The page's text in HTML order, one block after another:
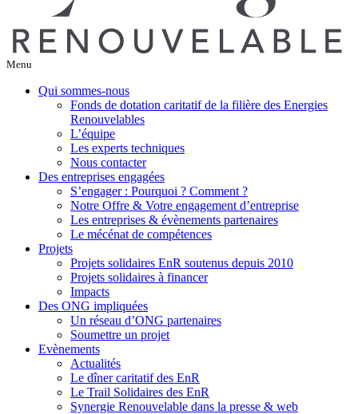
Menu
Qui sommes-nous
Fonds de dotation caritatif de la filière des Energies
Renouvelables
L’équipe
Les experts techniques
Nous contacter
Des entreprises engagées
S’engager : Pourquoi ? Comment ?
Notre Offre & Votre engagement d’entreprise
Les entreprises & évènements partenaires
Le mécénat de compétences
Projets
Projets solidaires EnR soutenus depuis 2010
Projets solidaires à financer
Impacts
Des ONG impliquées
Un réseau d’ONG partenaires
Soumettre un projet
Evènements
Actualités
Le dîner caritatif des EnR
Le Trail Solidaires des EnR
Synergie Renouvelable dans la presse & web